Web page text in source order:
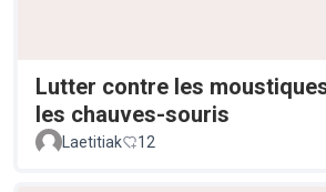
Lutter contre les
les chauves-souris
Laetitiak 12